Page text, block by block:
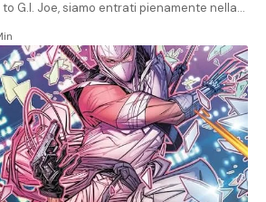
G.I. Joe, siamo entrati pienamente nella…